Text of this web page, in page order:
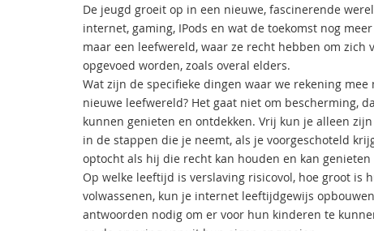
De jeugd groeit op in een nieuwe, fascinerende
internet, gaming, IPods en wat de toekomst nog
maar een leefwereld, waar ze recht hebben om
opgevoed worden, zoals overal elders.
Wat zijn de specifieke dingen waar we rekening
nieuwe leefwereld? Het gaat niet om bescherming,
kunnen genieten en ontdekken. Vrij kun je alleen
in de stappen die je neemt, als je voorgeschoteld
optocht als hij die recht kan houden en kan
Op welke leeftijd is verslaving risicovol, hoe groot is
volwassenen, kun je internet leeftijdgewijs
antwoorden nodig om er voor hun kinderen te